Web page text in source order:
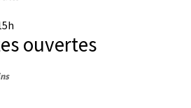
ouvertes